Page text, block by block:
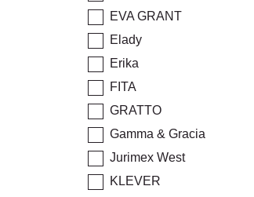
EVA GRANT
Elady
Erika
FITA
GRATTO
Gamma & Gracia
Jurimex West
KLEVER